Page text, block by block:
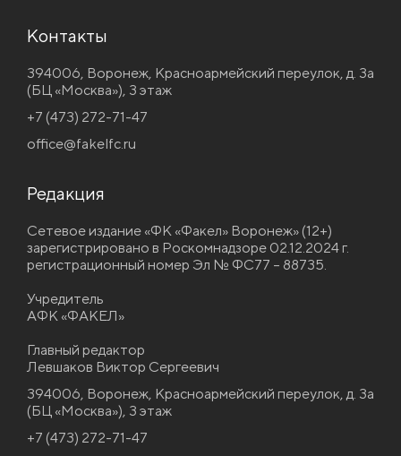
Контакты
394006, Воронеж, Красноармейский переулок, д. 3а
(БЦ «Москва»), 3 этаж
+7 (473) 272-71-47
office@fakelfc.ru
Редакция
Сетевое издание «ФК «Факел» Воронеж» (12+)
зарегистрировано в Роскомнадзоре 02.12.2024 г.
регистрационный номер Эл № ФС77 – 88735.
Учредитель
АФК «ФАКЕЛ»
Главный редактор
Левшаков Виктор Сергеевич
394006, Воронеж, Красноармейский переулок, д. 3а
(БЦ «Москва»), 3 этаж
+7 (473) 272-71-47